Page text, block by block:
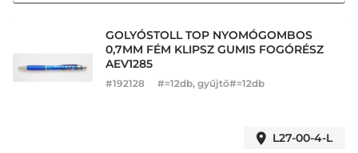
GOLYÓSTOLL TOP NYOMÓGOMBOS
0,7MM FÉM KLIPSZ GUMIS FOGÓRÉSZ
AEV1285
#192128 #=12db, gyűjtő#=12db
L27-00-4-L